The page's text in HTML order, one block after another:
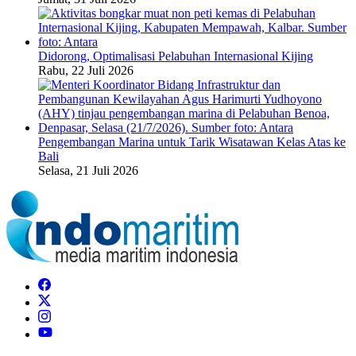
Didorong, Optimalisasi Pelabuhan Internasional Kijing
Rabu, 22 Juli 2026
Pengembangan Marina untuk Tarik Wisatawan Kelas Atas ke
Bali
Selasa, 21 Juli 2026